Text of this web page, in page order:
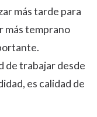
más tarde para
más temprano
de trabajar desde
es calidad de